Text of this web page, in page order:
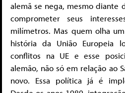
alemã se nega, mesmo diante
comprometer seus
milímetros. Mas quem olha
história da União Europeia
conflitos na UE e esse
alemão, não só em relação ao
novo. Essa política já é